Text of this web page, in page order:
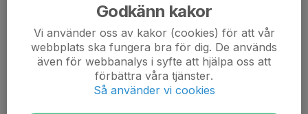
Godkänn kakor
Vi använder oss av kakor (cookies) för att vår
webbplats ska fungera bra för dig. De används
även för webbanalys i syfte att hjälpa oss att
förbättra våra tjänster.
Så använder vi cookies